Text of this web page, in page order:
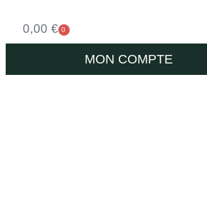
0,00 € 0
MON COMPTE